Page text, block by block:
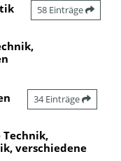
58 Einträge
34 Einträge
Technik,
verschiedene